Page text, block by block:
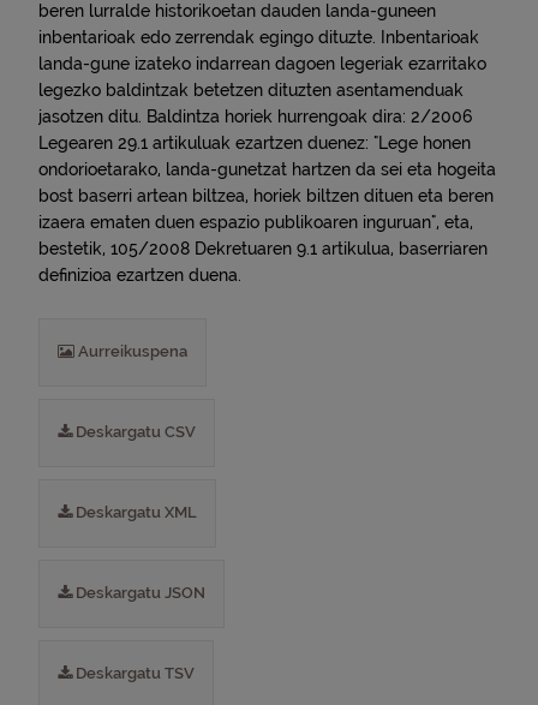
beren lurralde historikoetan dauden landa-guneen
inbentarioak edo zerrendak egingo dituzte. Inbentarioak
landa-gune izateko indarrean dagoen legeriak ezarritako
legezko baldintzak betetzen dituzten asentamenduak
jasotzen ditu. Baldintza horiek hurrengoak dira: 2/2006
Legearen 29.1 artikuluak ezartzen duenez: "Lege honen
ondorioetarako, landa-gunetzat hartzen da sei eta hogeita
bost baserri artean biltzea, horiek biltzen dituen eta beren
izaera ematen duen espazio publikoaren inguruan", eta,
bestetik, 105/2008 Dekretuaren 9.1 artikulua, baserriaren
definizioa ezartzen duena.
Aurreikuspena
Deskargatu CSV
Deskargatu XML
Deskargatu JSON
Deskargatu TSV